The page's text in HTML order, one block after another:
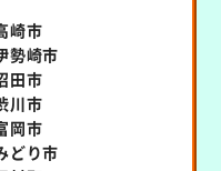
崎市
勢崎市
田市
川市
岡市
どり市